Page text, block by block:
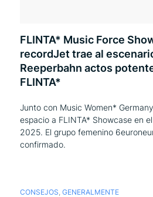
FLINTA* Music Force
recordJet trae al
Reeperbahn actos
FLINTA*
Junto con Music Women*
espacio a FLINTA* Showcase en
2025. El grupo femenino
confirmado.
CONSEJOS, GENERALMENTE